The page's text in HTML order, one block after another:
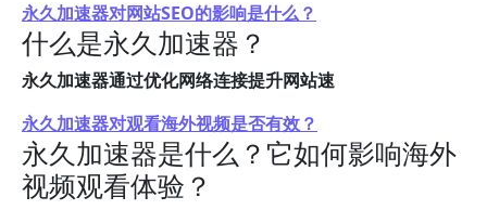
永久加速器对网站SEO的影响是什么？
什么是永久加速器？
永久加速器通过优化网络连接提升网站速
永久加速器对观看海外视频是否有效？
永久加速器是什么？它如何影响海外
视频观看体验？